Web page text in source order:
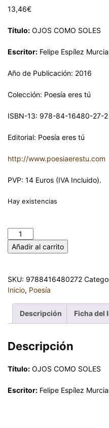
13,46€
Título: OJOS COMO SOLES
Escritor: Felipe Espílez
Año de Publicación: 2016
Colección: Poesía eres tú
ISBN-13: 978-84-16480-27-2
Editorial: Poesía eres tú
http://www.poesiaerestu.com
PVP: 14 Euros (IVA Incluido).
Hay existencias
Añadir al carrito
SKU: 9788416480272
Inicio, Poesía
Descripción Ficha del
Descripción
Título: OJOS COMO SOLES
Escritor: Felipe Espílez